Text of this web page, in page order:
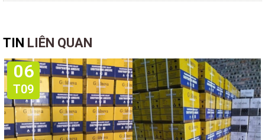
TIN LIÊN QUAN
06
T09